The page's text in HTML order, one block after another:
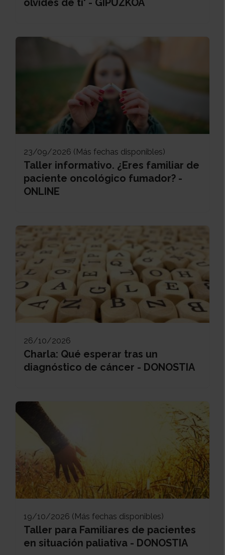
olvides de ti' - GIPUZKOA
23/09/2026 (Más fechas disponibles)
Taller informativo. ¿Eres familiar de
paciente oncológico fumador? -
ONLINE
26/10/2026
Charla: Qué esperar tras un
diagnóstico de cáncer - DONOSTIA
19/10/2026 (Más fechas disponibles)
Taller para Familiares de pacientes
en situación paliativa - DONOSTIA